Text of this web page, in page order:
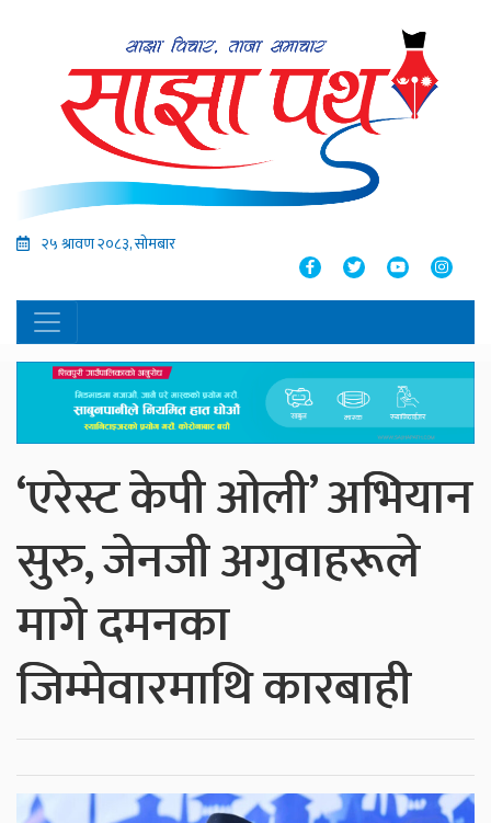
२५ श्रावण २०८३, सोमबार
‘एरेस्ट केपी ओली’ अभियान
सुरु, जेनजी अगुवाहरूले
मागे दमनका
जिम्मेवारमाथि कारबाही